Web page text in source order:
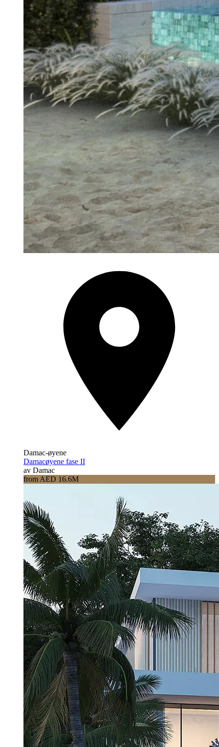
Damac-øyene
Damacøyene fase II
av Damac
from AED 16.6M